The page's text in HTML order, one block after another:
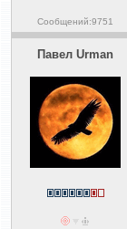
Сообщений:9751
Павел Urman